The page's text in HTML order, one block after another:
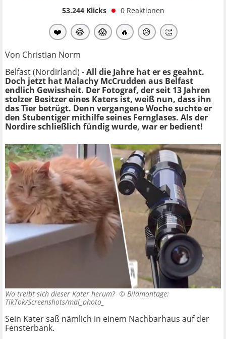
53.244Klicks 0 Reaktionen
❤️ 😂 😱 🔥 😥 👏
Von Christian Norm
Belfast (Nordirland) -All die Jahre hat er es geahnt.
Doch jetzt hat Malachy McCrudden aus Belfast
endlich Gewissheit. Der Fotograf, der seit 13 Jahren
stolzer Besitzer eines Katers ist, weiß nun, dass ihn
das Tier betrügt. Denn vergangene Woche suchte er
den Stubentiger mithilfe seines Fernglases. Als der
Nordire schließlich fündig wurde, war er bedient!
Wo treibt sich dieser Kater herum? © Bildmontage:
TikTok/Screenshots/mal_photo_
Sein Kater saß nämlich in einem Nachbarhaus auf der
Fensterbank.